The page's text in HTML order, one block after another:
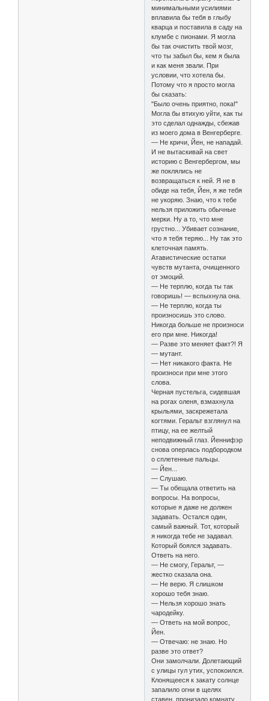
минимальными усилиями
вплавила бы тебя в глыбу
кварца и поставила в саду на
клумбе с пионами. Я могла
бы так очистить твой мозг,
что ты забыл бы, кем я была
и как меня звали. При
условии, что хотела бы.
Потому что я просто могла
бы сказать:
"Было очень приятно, пока!"
Могла бы втихую уйти, как ты
это сделал однажды, сбежав
из моего дома в Венгерберге.
— Не кричи, Йен, не нападай.
И не вытаскивай на свет
историю с Венгербергом, мы
же поклялись не
возвращаться к ней. Я не в
обиде на тебя, Йен, я же тебя
не укоряю. Знаю, что к тебе
нельзя приложить обычные
мерки. Ну а то, что мне
грустно... Убивает сознание,
что я тебя теряю... Ну так это
клеточная память.
Атавистические остатки
чувств мутанта, очищенного
от эмоций.
— Не терплю, когда ты так
говоришь! — вспыхнула она.
— Не терплю, когда ты
произносишь это слово.
Никогда больше не произноси
его при мне. Никогда!
— Разве это меняет факт?! Я
— мутант.
— Нет никакого факта. Не
произноси при мне этого
слова.
Черная пустельга, сидевшая
на рогах оленя, взмахнула
крыльями, заскрежетала
когтями. Геральт взглянул на
птицу, на ее желтый
неподвижный глаз. Йеннифэр
снова оперлась подбородком
о сплетенные пальцы.
— Йен...
— Слушаю.
— Ты обещала ответить на
вопросы. На вопросы,
которые я даже не должен
задавать. Остался один,
самый важный. Тот, который
я никогда тебе не задавал.
Который боялся задавать.
Ответь на него.
— Не смогу, Геральт, —
жестко сказала она.
— Не верю. Я слишком
хорошо тебя знаю.
— Нельзя хорошо знать
чародейку.
— Ответь на мой вопрос,
Йен.
— Отвечаю: не знаю. Но
разве это ответ?
Они замолчали. Долетающий
с улицы гул утих, успокоился.
Клонящееся к закату солнце
запалило огни в щелях
ставен, пронизало комнату